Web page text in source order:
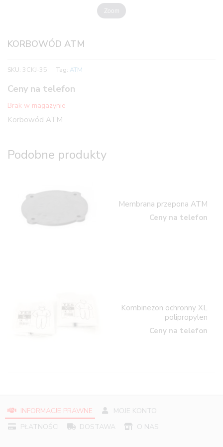
Zoom
KORBOWÓD ATM
SKU: 3CKJ-35 Tag: ATM
Ceny na telefon
Brak w magazynie
Korbowód ATM
Podobne produkty
Membrana przepona ATM
Ceny na telefon
Kombinezon ochronny XL
polipropylen
Ceny na telefon
INFORMACJE PRAWNE
MOJE KONTO
PŁATNOŚCI
DOSTAWA O NAS